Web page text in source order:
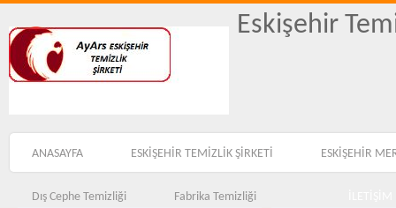
Eskişehir
ANASAYFA ESKİŞEHİR TEMİZLİK ŞİRKETİ ESKİŞEHİR
Dış Cephe Temizliği Fabrika Temizliği